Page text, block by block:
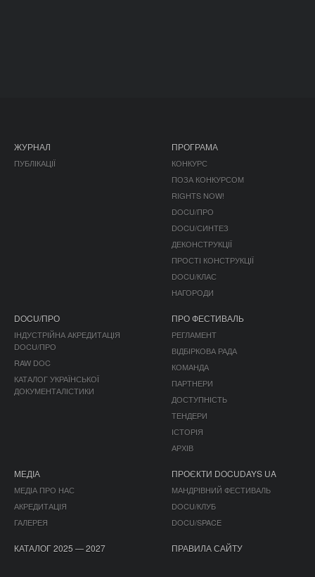
ЖУРНАЛ
ПУБЛІКАЦІЇ
ПРОГРАМА
КОНКУРС
ПОЗА КОНКУРСОМ
RIGHTS NOW!
DOCU/ПРО
DOCU/СИНТЕЗ
ДЕКОНСТРУКЦІЇ
ПРОСТІ КОНСТРУКЦІЇ
DOCU/КЛАС
НАГОРОДИ
DOCU/ПРО
ІНДУСТРІЙНА АКРЕДИТАЦІЯ
DOCU/ПРО
RAW DOC
КАТАЛОГ УКРАЇНСЬКОЇ
ДОКУМЕНТАЛІСТИКИ
ПРО ФЕСТИВАЛЬ
РЕГЛАМЕНТ
ВІДБІРКОВА РАДА
КОМАНДА
ПАРТНЕРИ
ДОСТУПНІСТЬ
ТЕНДЕРИ
ІСТОРІЯ
АРХІВ
МЕДІА
МЕДІА ПРО НАС
АКРЕДИТАЦІЯ
ГАЛЕРЕЯ
ПРОЄКТИ DOCUDAYS UA
МАНДРІВНИЙ ФЕСТИВАЛЬ
DOCU/КЛУБ
DOCU/SPACE
КАТАЛОГ 2025 — 2027 ПРАВИЛА САЙТУ